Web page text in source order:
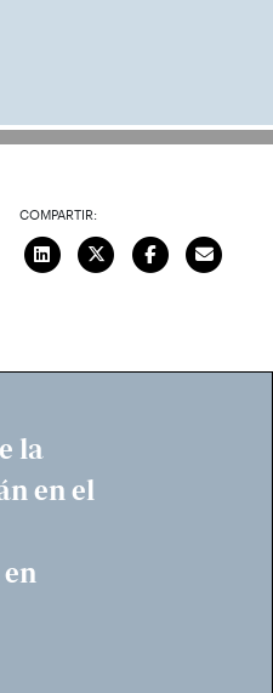
COMPARTIR:
la
en el